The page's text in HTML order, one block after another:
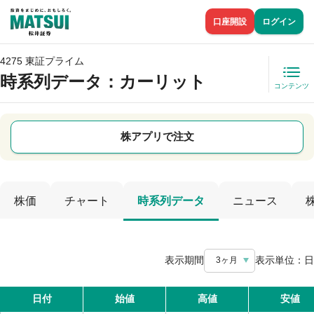
口座開設 ログイン
4275 東証プライム
時系列データ ：カーリット コンテンツ
株アプリで注文
株価 チャート 時系列データ ニュース
表示期間 3ヶ月 表示単位： 日
日付 始値 高値 安値